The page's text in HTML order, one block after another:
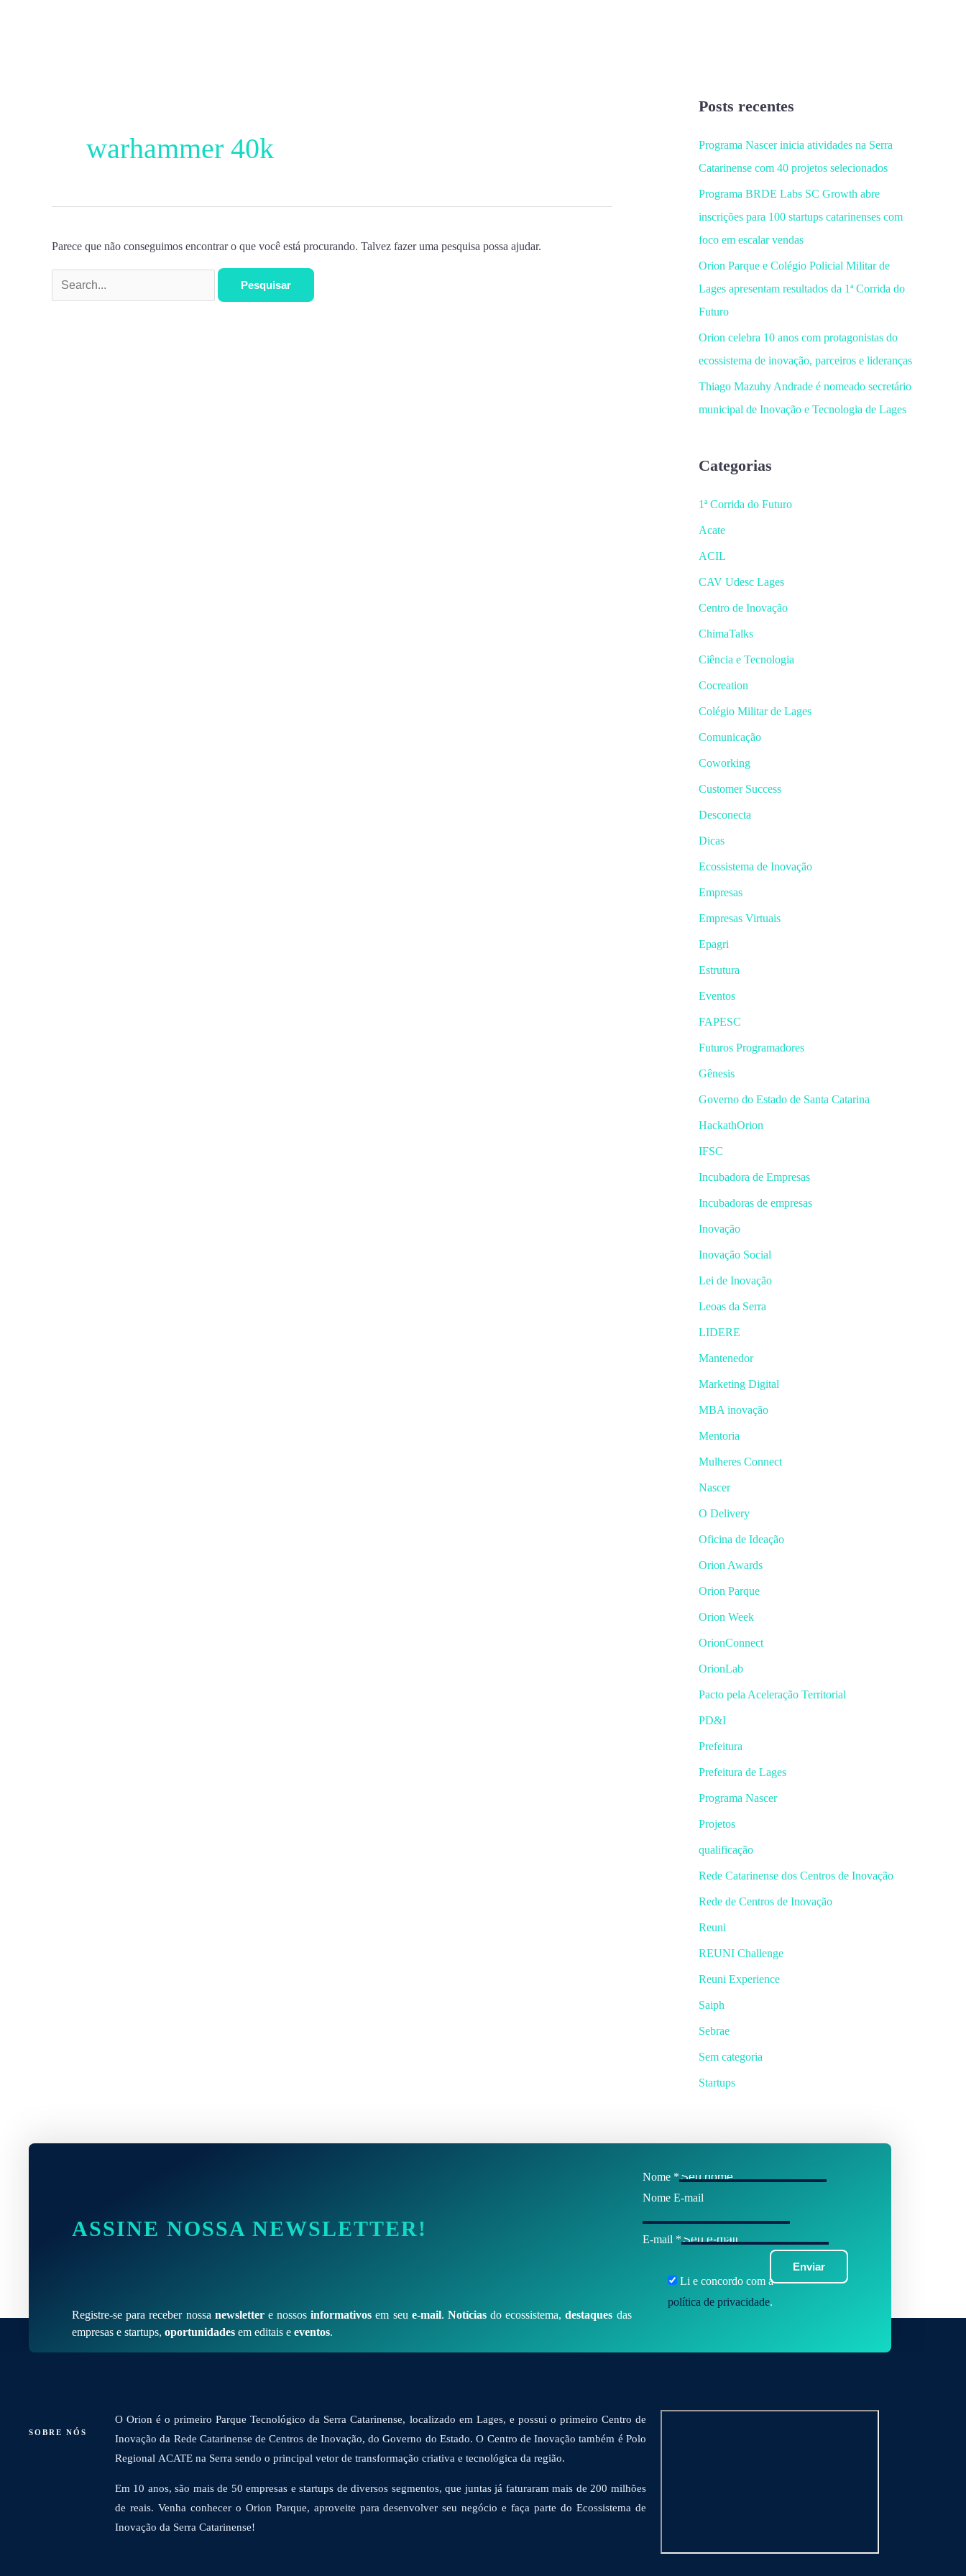
warhammer 40k
Parece que não conseguimos encontrar o que você está procurando. Talvez fazer uma pesquisa possa ajudar.
Posts recentes
Programa Nascer inicia atividades na Serra
Catarinense com 40 projetos selecionados
Programa BRDE Labs SC Growth abre
inscrições para 100 startups catarinenses com
foco em escalar vendas
Orion Parque e Colégio Policial Militar de
Lages apresentam resultados da 1ª Corrida do
Futuro
Orion celebra 10 anos com protagonistas do
ecossistema de inovação, parceiros e lideranças
Thiago Mazuhy Andrade é nomeado secretário
municipal de Inovação e Tecnologia de Lages
Categorias
1ª Corrida do Futuro
Acate
ACIL
CAV Udesc Lages
Centro de Inovação
ChimaTalks
Ciência e Tecnologia
Cocreation
Colégio Militar de Lages
Comunicação
Coworking
Customer Success
Desconecta
Dicas
Ecossistema de Inovação
Empresas
Empresas Virtuais
Epagri
Estrutura
Eventos
FAPESC
Futuros Programadores
Gênesis
Governo do Estado de Santa Catarina
HackathOrion
IFSC
Incubadora de Empresas
Incubadoras de empresas
Inovação
Inovação Social
Lei de Inovação
Leoas da Serra
LIDERE
Mantenedor
Marketing Digital
MBA inovação
Mentoria
Mulheres Connect
Nascer
O Delivery
Oficina de Ideação
Orion Awards
Orion Parque
Orion Week
OrionConnect
OrionLab
Pacto pela Aceleração Territorial
PD&I
Prefeitura
Prefeitura de Lages
Programa Nascer
Projetos
qualificação
Rede Catarinense dos Centros de Inovação
Rede de Centros de Inovação
Reuni
REUNI Challenge
Reuni Experience
Saiph
Sebrae
Sem categoria
Startups
ASSINE NOSSA NEWSLETTER!
Registre-se para receber nossa newslettere nossosinformativos em seu e-mail. Notíciasdo ecossistema,destaques das
empresas e startups, oportunidades em editais e eventos.
Nome *
Nome E-mail
E-mail *
Enviar
Li e concordo com a
política de privacidade.
SOBRE NÓS
O Orion é o primeiro Parque Tecnológico da Serra Catarinense, localizado em Lages, e possui o primeiro Centro de
Inovação da Rede Catarinense de Centros de Inovação, do Governo do Estado. O Centro de Inovação também é Polo
Regional ACATE na Serra sendo o principal vetor de transformação criativa e tecnológica da região.
Em 10 anos, são mais de 50 empresas e startups de diversos segmentos, que juntas já faturaram mais de 200 milhões
de reais. Venha conhecer o Orion Parque, aproveite para desenvolver seu negócio e faça parte do Ecossistema de
Inovação da Serra Catarinense!